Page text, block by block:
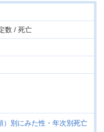
数 / 死亡
）別にみた性・年次別死亡